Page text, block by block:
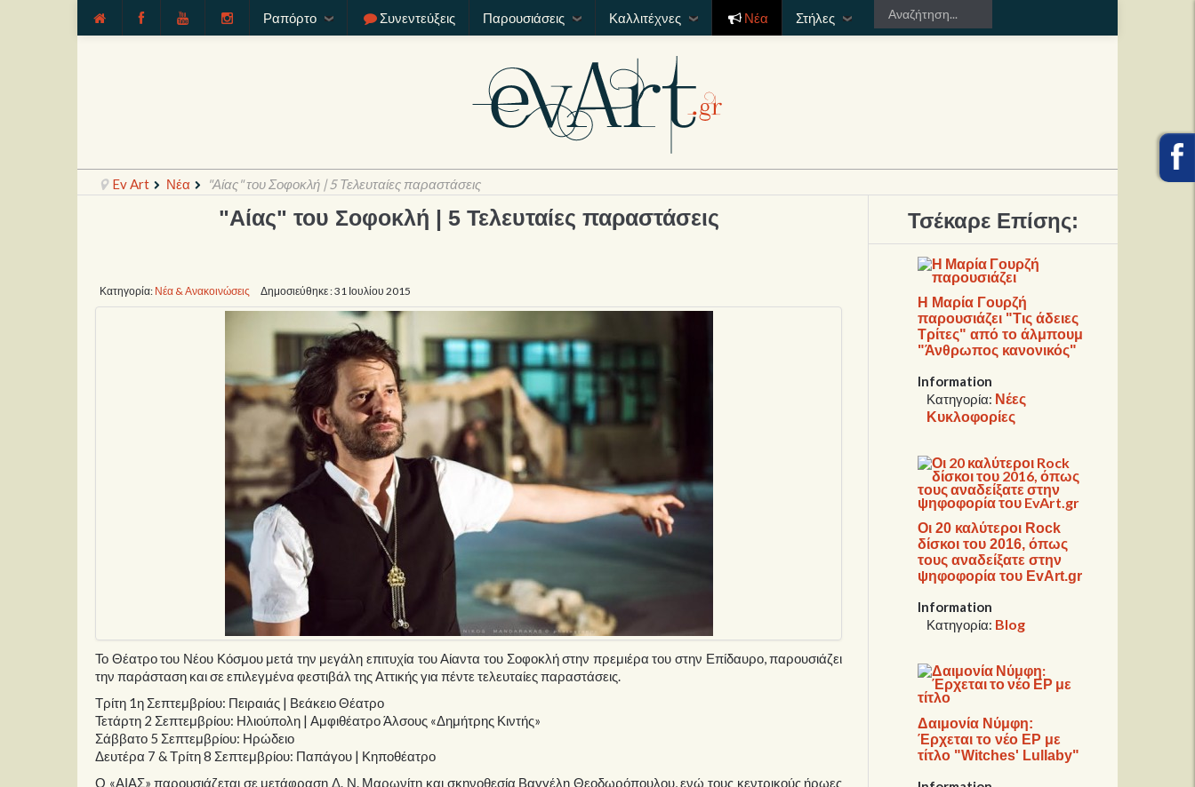
Ραπόρτο Συνεντεύξεις Παρουσιάσεις Καλλιτέχνες Νέα Στήλες
Ev Art Νέα "Αίας" του Σοφοκλή | 5 Τελευταίες παραστάσεις
"Αίας" του Σοφοκλή | 5 Τελευταίες παραστάσεις
Κατηγορία: Νέα & Ανακοινώσεις Δημοσιεύθηκε : 31 Ιουλίου 2015
Το Θέατρο του Νέου Κόσμου μετά την μεγάλη επιτυχία του Αίαντα του Σοφοκλή στην πρεμιέρα του στην Επίδαυρο, παρουσιάζει
την παράσταση και σε επιλεγμένα φεστιβάλ της Αττικής για πέντε τελευταίες παραστάσεις.
Τρίτη 1η Σεπτεμβρίου: Πειραιάς | Βεάκειο Θέατρο
Τετάρτη 2 Σεπτεμβρίου: Ηλιούπολη | Αμφιθέατρο Άλσους «Δημήτρης Κιντής»
Σάββατο 5 Σεπτεμβρίου: Ηρώδειο
Δευτέρα 7 & Τρίτη 8 Σεπτεμβρίου: Παπάγου | Κηποθέατρο
Ο «ΑΙΑΣ» παρουσιάζεται σε μετάφραση Δ. Ν. Μαρωνίτη και σκηνοθεσία Βαγγέλη Θεοδωρόπουλου, ενώ τους κεντρικούς ήρωες
Τσέκαρε Επίσης:
Η Μαρία Γουρζή
παρουσιάζει "Τις άδειες
Τρίτες" από το άλμπουμ
"Άνθρωπος κανονικός"
Information
Κατηγορία: Νέες
Κυκλοφορίες
Οι 20 καλύτεροι Rock
δίσκοι του 2016, όπως
τους αναδείξατε στην
ψηφοφορία του EvArt.gr
Information
Κατηγορία: Blog
Δαιμονία Νύμφη:
Έρχεται το νέο ΕΡ με
τίτλο "Witches' Lullaby"